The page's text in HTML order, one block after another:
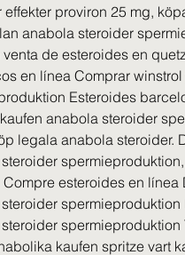
effekter proviron 25 mg,
anabola steroider
venta de esteroides en
en línea Comprar
Esteroides
anabola steroider
legala anabola steroider.
Compre esteroides en
spermieproduktion
kaufen spritze vart